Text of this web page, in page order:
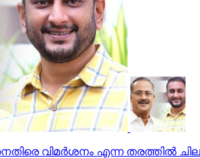
വിമർശനം എന്ന തരത്തിൽ